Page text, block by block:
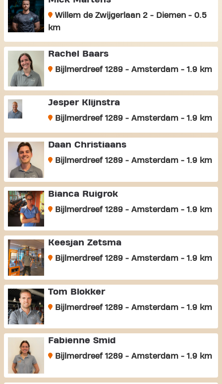
Willem de Zwijgerlaan 2 - Diemen - 0.5
km
Rachel Baars
Bijlmerdreef 1289 - Amsterdam - 1.9 km
Jesper Klijnstra
Bijlmerdreef 1289 - Amsterdam - 1.9 km
Daan Christiaans
Bijlmerdreef 1289 - Amsterdam - 1.9 km
Bianca Ruigrok
Bijlmerdreef 1289 - Amsterdam - 1.9 km
Keesjan Zetsma
Bijlmerdreef 1289 - Amsterdam - 1.9 km
Tom Blokker
Bijlmerdreef 1289 - Amsterdam - 1.9 km
Fabienne Smid
Bijlmerdreef 1289 - Amsterdam - 1.9 km